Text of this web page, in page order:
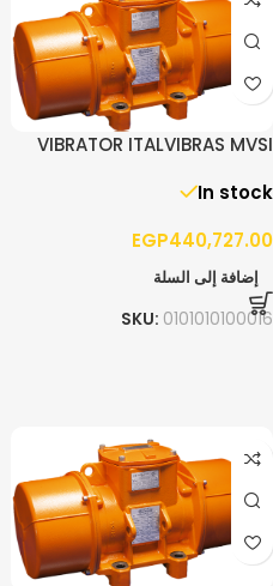
VIBRATOR ITALVIBRAS MVSI
In stock
EGP440,727.00
إضافة إلى السلة
SKU: 0101010100016